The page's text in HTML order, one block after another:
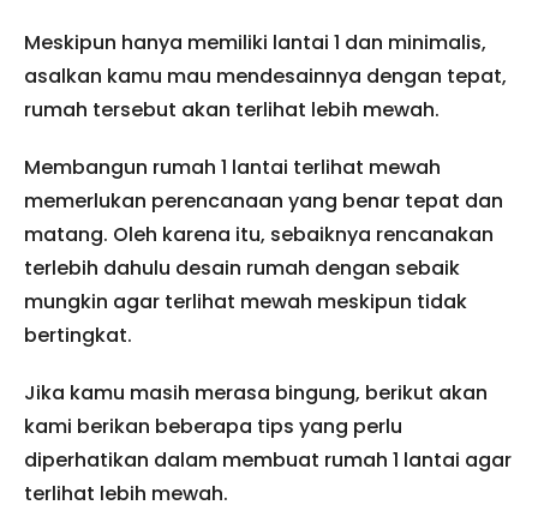
Meskipun hanya memiliki lantai 1 dan minimalis,
asalkan kamu mau mendesainnya dengan tepat,
rumah tersebut akan terlihat lebih mewah.
Membangun rumah 1 lantai terlihat mewah
memerlukan perencanaan yang benar tepat dan
matang. Oleh karena itu, sebaiknya rencanakan
terlebih dahulu desain rumah dengan sebaik
mungkin agar terlihat mewah meskipun tidak
bertingkat.
Jika kamu masih merasa bingung, berikut akan
kami berikan beberapa tips yang perlu
diperhatikan dalam membuat rumah 1 lantai agar
terlihat lebih mewah.